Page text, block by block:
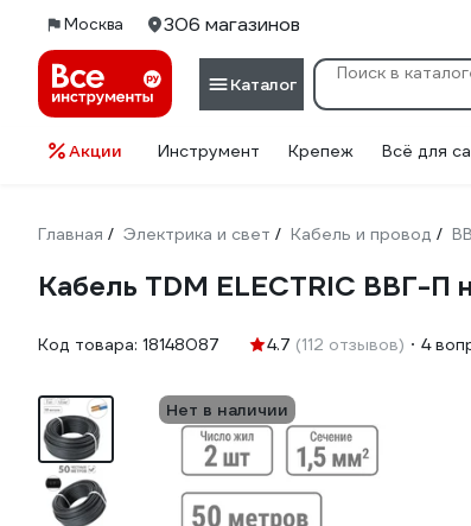
Москва 306 магазинов
Каталог
Акции Инструмент Крепеж Всё для
Главная / Электрика и свет / Кабель и провод /
Кабель TDM ELECTRIC ВВГ-
Код товара: 18148087 4.7 (112 отзывов) 4
Нет в наличии